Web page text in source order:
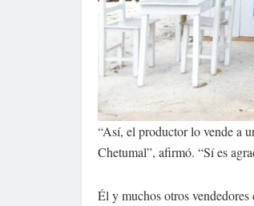
“Así, el productor lo vende a
Chetumal”, afirmó. “Sí es
Él y muchos otros